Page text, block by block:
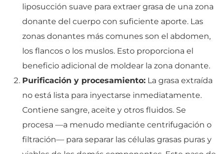
liposucción suave para extraer grasa de una zona
donante del cuerpo con suficiente aporte. Las
zonas donantes más comunes son el abdomen,
los flancos o los muslos. Esto proporciona el
beneficio adicional de moldear la zona donante.
Purificación y procesamiento: La grasa extraída
no está lista para inyectarse inmediatamente.
Contiene sangre, aceite y otros fluidos. Se
procesa —a menudo mediante centrifugación o
filtración— para separar las células grasas puras y